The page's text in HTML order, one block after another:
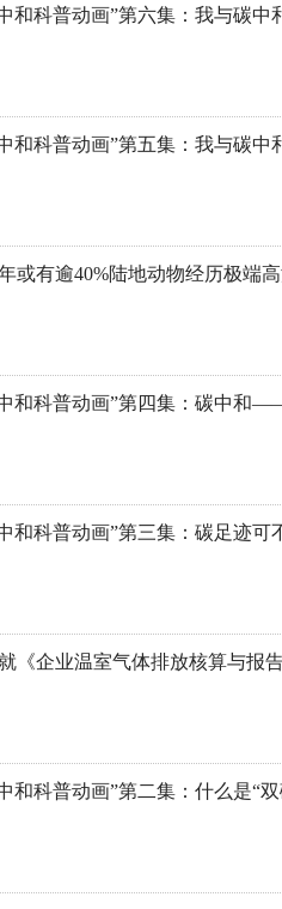
和科普动画”第六集：我与碳
和科普动画”第五集：我与碳
或有逾40%陆地动物经历极端
和科普动画”第四集：碳中和
和科普动画”第三集：碳足迹可
和科普动画”第二集：什么是“